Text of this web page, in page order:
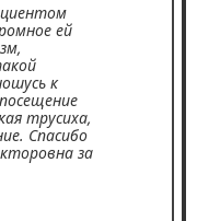
ей
к
трусиха,
Спасибо
за